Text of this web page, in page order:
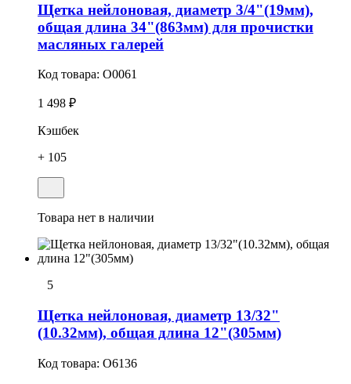
Щетка нейлоновая, диаметр 3/4"(19мм),
общая длина 34"(863мм) для пpочистки
масляных галерей
Код товара: O0061
1 498 ₽
Кэшбек
+ 105
Товара нет в наличии
5
Щетка нейлоновая, диаметр 13/32"
(10.32мм), общая длина 12"(305мм)
Код товара: O6136